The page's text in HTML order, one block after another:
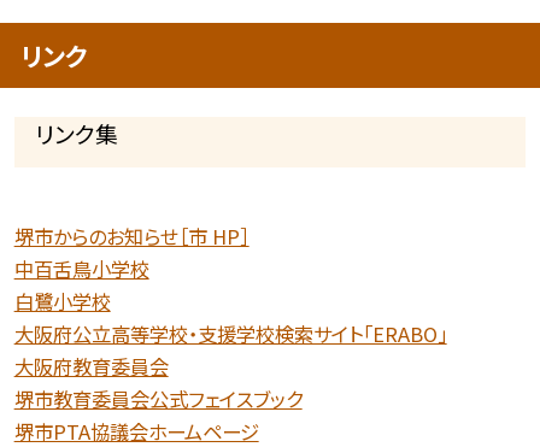
リンク
リンク集
堺市からのお知らせ［市 HP］
中百舌鳥小学校
白鷺小学校
大阪府公立高等学校・支援学校検索サイト「ERABO」
大阪府教育委員会
堺市教育委員会公式フェイスブック
堺市PTA協議会ホームページ